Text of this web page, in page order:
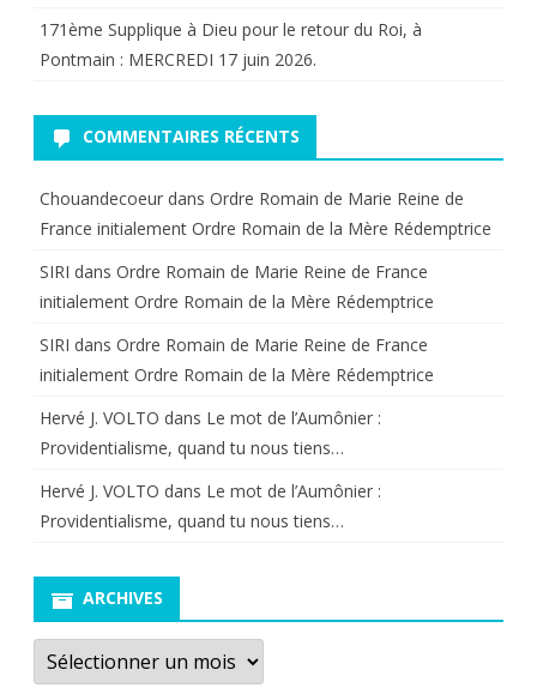
171ème Supplique à Dieu pour le retour du Roi, à
Pontmain : MERCREDI 17 juin 2026.
COMMENTAIRES RÉCENTS
Chouandecoeur dans Ordre Romain de Marie Reine de
France initialement Ordre Romain de la Mère Rédemptrice
SIRI dans Ordre Romain de Marie Reine de France
initialement Ordre Romain de la Mère Rédemptrice
SIRI dans Ordre Romain de Marie Reine de France
initialement Ordre Romain de la Mère Rédemptrice
Hervé J. VOLTO dans Le mot de l’Aumônier :
Providentialisme, quand tu nous tiens…
Hervé J. VOLTO dans Le mot de l’Aumônier :
Providentialisme, quand tu nous tiens…
ARCHIVES
Archives